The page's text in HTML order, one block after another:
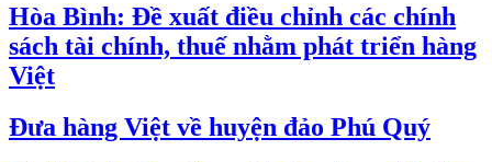
Hòa Bình: Đề xuất điều chỉnh các chính
sách tài chính, thuế nhằm phát triển hàng
Việt
Đưa hàng Việt về huyện đảo Phú Quý